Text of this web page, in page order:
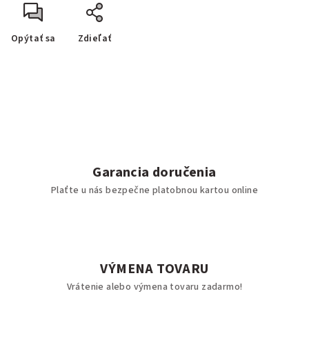
Opýtať sa Zdieľať
Garancia doručenia
Plaťte u nás bezpečne platobnou kartou online
VÝMENA TOVARU
Vrátenie alebo výmena tovaru zadarmo!